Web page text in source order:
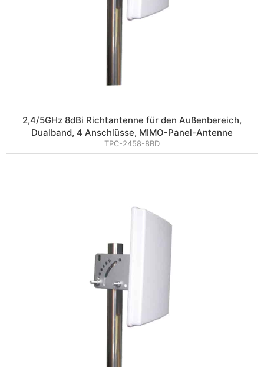
2,4/5GHz 8dBi Richtantenne für den Außenbereich,
Dualband, 4 Anschlüsse, MIMO-Panel-Antenne
TPC-2458-8BD